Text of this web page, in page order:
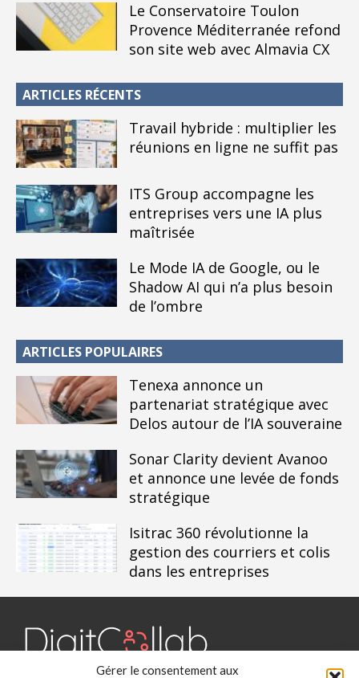
Gérer le consentement aux
Le Conservatoire Toulon
Provence Méditerranée refond
son site web avec Almavia CX
ARTICLES RÉCENTS
Travail hybride : multiplier les
réunions en ligne ne suffit pas
ITS Group accompagne les
entreprises vers une IA plus
maîtrisée
Le Mode IA de Google, ou le
Shadow AI qui n’a plus besoin
de l’ombre
ARTICLES POPULAIRES
Tenexa annonce un
partenariat stratégique avec
Delos autour de l’IA souveraine
Sonar Clarity devient Avanoo
et annonce une levée de fonds
stratégique
Isitrac 360 révolutionne la
gestion des courriers et colis
dans les entreprises